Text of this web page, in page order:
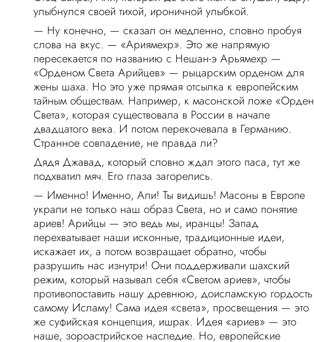
улыбнулся своей тихой, ироничной улыбкой.
— Ну конечно, — сказал он медленно, словно пробуя
слова на вкус. — «Ариямехр». Это же напрямую
пересекается по названию с Нешан-э Арьямехр —
«Орденом Света Арийцев» — рыцарским орденом для
жены шаха. Но это уже прямая отсылка к европейским
тайным обществам. Например, к масонской ложе «Орден
Света», которая существовала в России в начале
двадцатого века. И потом перекочевала в Германию.
Странное совпадение, не правда ли?
Дядя Джавад, который словно ждал этого паса, тут же
подхватил мяч. Его глаза загорелись.
— Именно! Именно, Али! Ты видишь! Масоны в Европе
украли не только наш образ Света, но и само понятие
ариев! Арийцы — это ведь мы, иранцы! Запад
перехватывает наши исконные, традиционные идеи,
искажает их, а потом возвращает обратно, чтобы
разрушить нас изнутри! Они поддерживали шахский
режим, который называл себя «Светом ариев», чтобы
противопоставить нашу древнюю, доисламскую гордость
самому Исламу! Сама идея «света», просвещения — это
же суфийская концепция, ишрак. Идея «ариев» — это
наше, зороастрийское наследие. Но, европейские